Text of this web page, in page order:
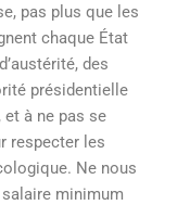
pas plus que les
chaque État
des
présidentielle
à ne pas se
respecter les
Ne nous
salaire minimum